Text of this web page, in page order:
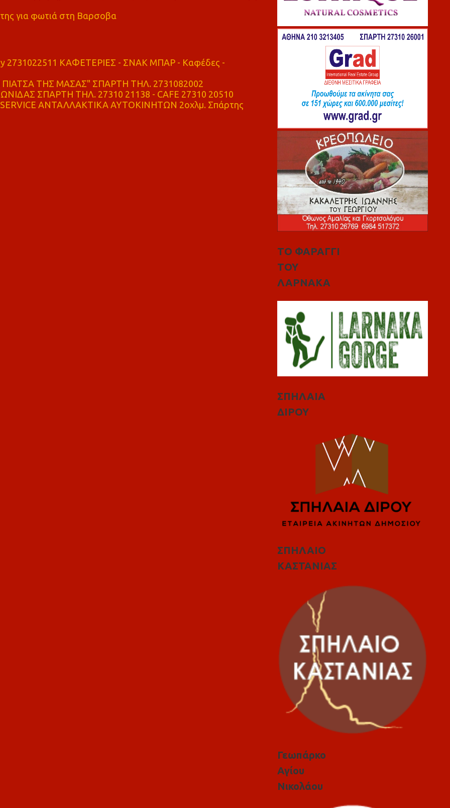
για φωτιά στη Βαρσοβα
2731022511 ΚΑΦΕΤΕΡΙΕΣ - ΣΝΑΚ ΜΠΑΡ - Καφέδες -
ΤΗΣ ΜΑΣΑΣ" ΣΠΑΡΤΗ ΤΗΛ. 2731082002
ΣΠΑΡΤΗ ΤΗΛ. 27310 21138 - CAFE 27310 20510
ΑΝΤΑΛΛΑΚΤΙΚΑ ΑΥΤΟΚΙΝΗΤΩΝ 2οχλμ. Σπάρτης
ΤΟ ΦΑΡΑΓΓΙ
ΤΟΥ
ΛΑΡΝΑΚΑ
ΣΠΗΛΑΙΑ
ΔΙΡΟΥ
ΣΠΗΛΑΙΟ
ΚΑΣΤΑΝΙΑΣ
Γεωπάρκο
Αγίου
Νικολάου